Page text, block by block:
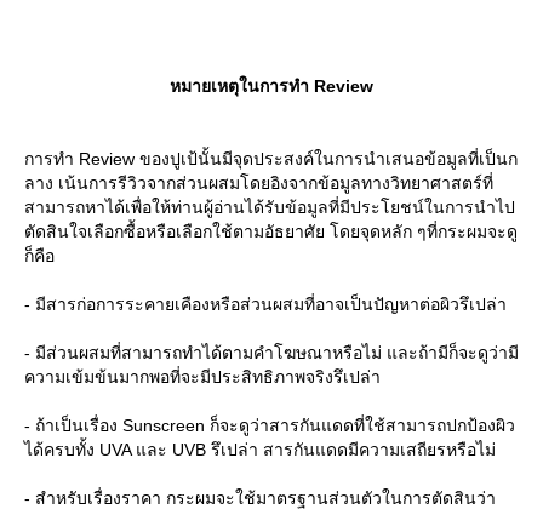
หมายเหตุในการทำ Review
การทำ Review ของปูเป้นั้นมีจุดประสงค์ในการนำเสนอข้อมูลที่เป็นก
ลาง เน้นการรีวิวจากส่วนผสมโดยอิงจากข้อมูลทางวิทยาศาสตร์ที่
สามารถหาได้เพื่อให้ท่านผู้อ่านได้รับข้อมูลที่มีประโยชน์ในการนำไป
ตัดสินใจเลือกซื้อหรือเลือกใช้ตามอัธยาศัย โดยจุดหลัก ๆที่กระผมจะดู
ก็คือ
- มีสารก่อการระคายเคืองหรือส่วนผสมที่อาจเป็นปัญหาต่อผิวรึเปล่า
- มีส่วนผสมที่สามารถทำได้ตามคำโฆษณาหรือไม่ และถ้ามีก็จะดูว่ามี
ความเข้มข้นมากพอที่จะมีประสิทธิภาพจริงรึเปล่า
- ถ้าเป็นเรื่อง Sunscreen ก็จะดูว่าสารกันแดดที่ใช้สามารถปกป้องผิว
ได้ครบทั้ง UVA และ UVB รึเปล่า สารกันแดดมีความเสถียรหรือไม่
- สำหรับเรื่องราคา กระผมจะใช้มาตรฐานส่วนตัวในการตัดสินว่า